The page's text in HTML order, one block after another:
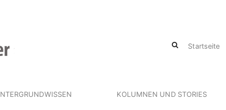
Startseite
KOLUMNEN UND STORIES